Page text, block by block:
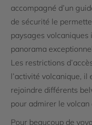
accompagné d’un
de sécurité le
paysages volcaniques
panorama
Les restrictions
l’activité volcanique,
rejoindre différents
pour admirer le
Pour beaucoup de